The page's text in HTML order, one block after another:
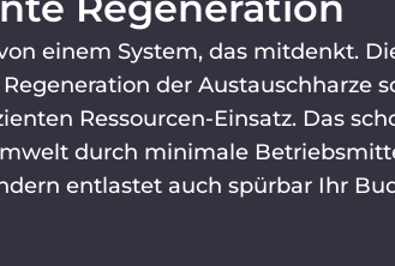
einem System, das mitdenkt.
der Austauschharze
Ressourcen-Einsatz. Das
durch minimale
entlastet auch spürbar Ihr